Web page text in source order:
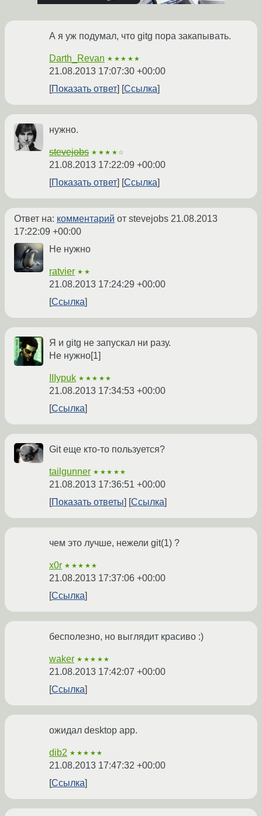
А я уж подумал, что gitg пора закапывать.
Darth_Revan ★★★★★
21.08.2013 17:07:30 +00:00
Показать ответ
Ссылка
нужно.
stevejobs ★★★★☆
21.08.2013 17:22:09 +00:00
Показать ответ
Ссылка
Ответ на: комментарий от stevejobs 21.08.2013
17:22:09 +00:00
Не нужно
ratvier ★★
21.08.2013 17:24:29 +00:00
Ссылка
Я и gitg не запускал ни разу.
Не нужно[1]
IIIypuk ★★★★★
21.08.2013 17:34:53 +00:00
Ссылка
Git еще кто-то пользуется?
tailgunner ★★★★★
21.08.2013 17:36:51 +00:00
Показать ответы
Ссылка
чем это лучше, нежели git(1) ?
x0r ★★★★★
21.08.2013 17:37:06 +00:00
Ссылка
бесполезно, но выглядит красиво :)
waker ★★★★★
21.08.2013 17:42:07 +00:00
Ссылка
ожидал desktop app.
dib2 ★★★★★
21.08.2013 17:47:32 +00:00
Ссылка